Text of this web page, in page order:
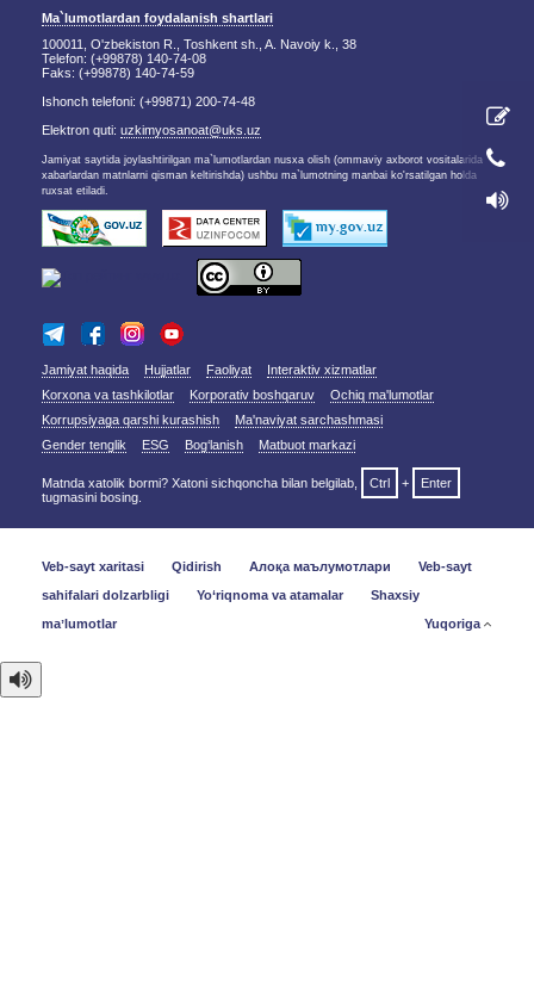
Ma`lumotlardan foydalanish shartlari
100011, O'zbekiston R., Toshkent sh., A. Navoiy k., 38
Telefon: (+99878) 140-74-08
Faks: (+99878) 140-74-59
Ishonch telefoni: (+99871) 200-74-48
Elektron quti: uzkimyosanoat@uks.uz
Jamiyat saytida joylashtirilgan ma`lumotlardan nusxa olish (ommaviy axborot vositalarida
xabarlardan matnlarni qisman keltirishda) ushbu ma`lumotning manbai ko'rsatilgan holda
ruxsat etiladi.
Jamiyat haqida Hujjatlar Faoliyat
Interaktiv xizmatlar
Korxona va tashkilotlar
Korporativ boshqaruv
Ochiq ma'lumotlar
Korrupsiyaga qarshi kurashish
Ma'naviyat sarchashmasi
Gender tenglik
ESG Bog‘lanish Matbuot markazi
Matnda xatolik bormi? Xatoni sichqoncha bilan belgilab, Ctrl +
Enter
tugmasini bosing.
Veb-sayt xaritasi Qidirish Алоқа маълумотлари
Veb-sayt
sahifalari dolzarbligi
Yo‘riqnoma va atamalar
Shaxsiy
maʼlumotlar
Yuqoriga